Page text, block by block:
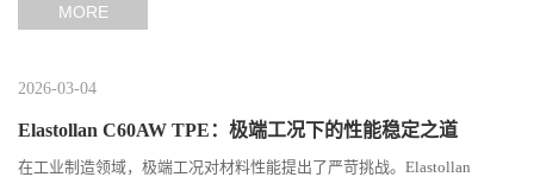
MORE
2026-03-04
Elastollan C60AW TPE：极端工况下的性能稳定之道
在工业制造领域，极端工况对材料性能提出了严苛挑战。Elastollan